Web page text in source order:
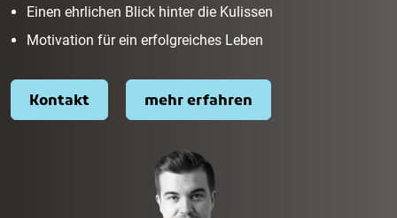
Einen ehrlichen Blick hinter die Kulissen
Motivation für ein erfolgreiches Leben
Kontakt mehr erfahren